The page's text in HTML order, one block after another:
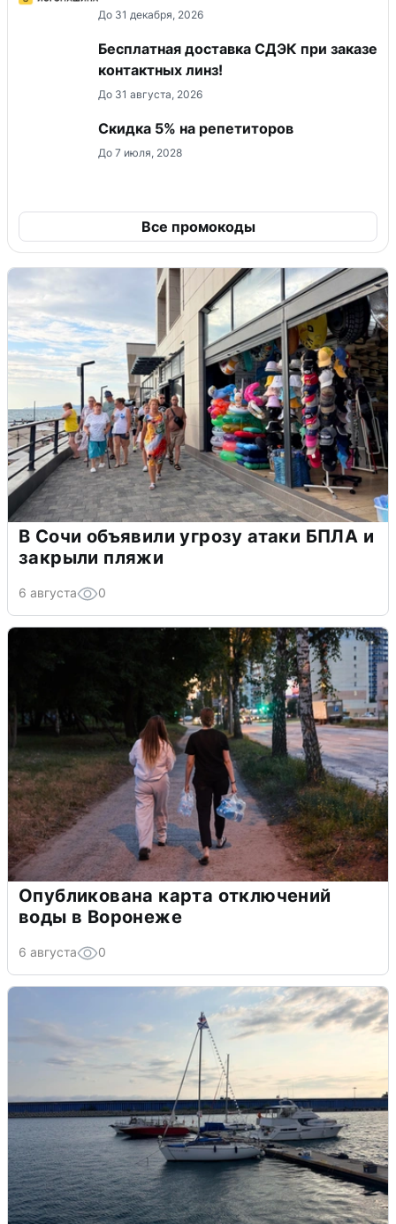
До 31 декабря, 2026
Бесплатная доставка СДЭК при заказе
контактных линз!
До 31 августа, 2026
Скидка 5% на репетиторов
До 7 июля, 2028
Все промокоды
В Сочи объявили угрозу атаки БПЛА и
закрыли пляжи
6 августа 0
Опубликована карта отключений
воды в Воронеже
6 августа 0